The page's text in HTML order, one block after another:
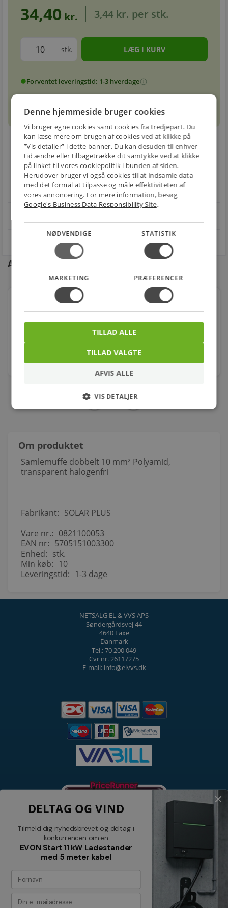
34,40 kr. 3,44 kr. per stk.
stk.
circleForventet leveringstid: 1-3 hverdageinfo
sellPrismatchinfo
E-MÆRKET
Handle trygt hos
os
local_shipping
BILLIG
FRAGT
Fra 49,00 kr.
restart_alt
30 DAGES
RETUR
Andre kunder købte også
Housegard SA411S Røgalarm 230V - 9V
Batteribackup - Sammenkobling op til 38 stk
Varenr.: 0885110005
stk.
Om produktet
Samlemuffe dobbelt 10 mm² Polyamid,
transparent halogenfri
Fabrikant: SOLAR PLUS
Vare nr.: 0821100053
EAN nr: 5705151003300
Enhed: stk.
Min køb: 10
Leveringstid: 1-3 dage
NETSALG EL & VVS APS
Søndergårdsvej 44
4640 Faxe
Danmark
Tel.: 70 200 049
Cvr nr. 26117275
E-mail: info@elvvs.dk
Nyhedsbrev
Tilmeld dig vores nyhedsbrev og
modtag relevante tilbud og nyheder
Denne hjemmeside bruger cookies
Vi bruger egne cookies samt cookies fra tredjepart. Du
kan læse mere om brugen af cookies ved at klikke på
”Vis detaljer” i dette banner. Du kan desuden til enhver
tid ændre eller tilbagetrække dit samtykke ved at klikke
på linket til vores cookiepolitik i bunden af siden.
Herudover bruger vi også cookies til at indsamle data
med det formål at tilpasse og måle effektiviteten af
vores annoncering. For mere information, besøg
Google's Business Data Responsibility Site.
NØDVENDIGE STATISTIK
MARKETING PRÆFERENCER
TILLAD VALGTE
TILLAD ALLE
AFVIS ALLE
VIS DETALJER
DELTAG OG VIND
Tilmeld dig nyhedsbrevet og deltag i
konkurrencen om en
EVON Start 11 kW Ladestander
med 5 meter kabel